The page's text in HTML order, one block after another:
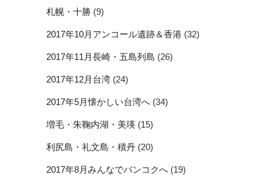
札幌・十勝 (9)
2017年10月アンコール遺跡＆香港 (32)
2017年11月長崎・五島列島 (26)
2017年12月台湾 (24)
2017年5月懐かしい台湾へ (34)
増毛・朱鞠内湖・美瑛 (15)
利尻島・礼文島・積丹 (20)
2017年8月みんなでバンコクへ (19)